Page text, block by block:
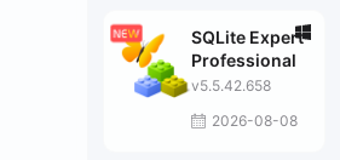
SQLite Expert
Professional
v5.5.42.658
2026-08-08